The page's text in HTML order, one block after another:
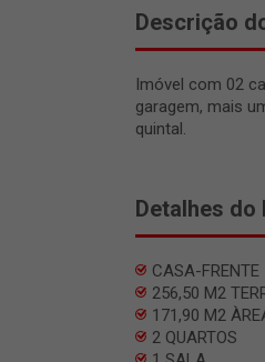
Descrição
Imóvel com 02
garagem, mais
quintal.
Detalhes do
CASA-FRENTE
256,50 M2
171,90 M2
2 QUARTOS